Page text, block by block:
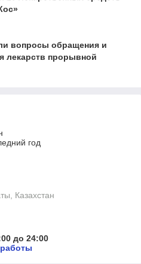
вопросы обращения и
лекарств прорывной
год
Казахстан
до 24:00